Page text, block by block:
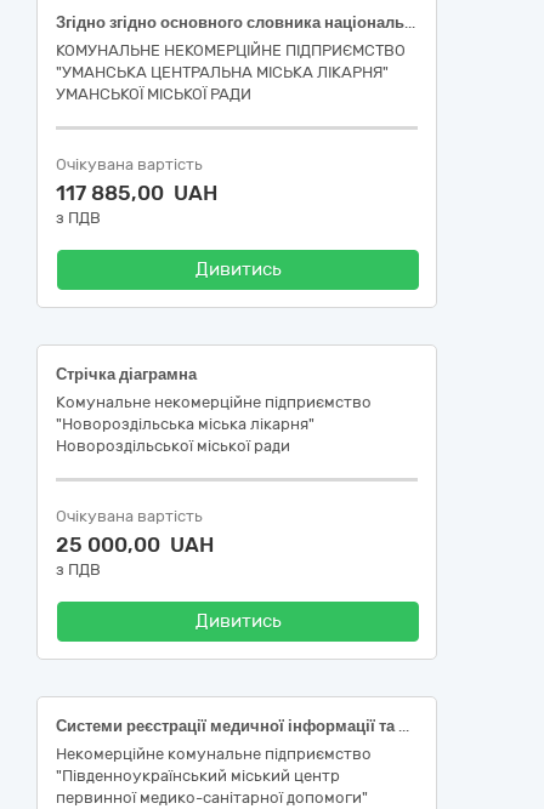
Згідно згідно основного словника національного класифікатора України «Єдиний закупівельний словник» ДК 021:2015 : 33120000-7 — Системи реєстрації медичної інформації та дослідне обладнання (Електрокардіограф (НК 024:2023: 16231 — Професійний багатоканальний електрокардіограф, НК 031:2024: Z12050302 — Електрокардіографи розширеної діагностики), Пульсоксиметр (НК 024:2023 45607 пульсоксиметр, що живиться від батареї, НК 031:2024: Z1203020408 — Пульсоксиметри), Пульсоксиметр (НК 024:2023 45607 пульсоксиметр, що живиться від батареї, НК 031:2024: Z1203020408 — Пульсоксиметри)
КОМУНАЛЬНЕ НЕКОМЕРЦІЙНЕ ПІДПРИЄМСТВО
"УМАНСЬКА ЦЕНТРАЛЬНА МІСЬКА ЛІКАРНЯ"
УМАНСЬКОЇ МІСЬКОЇ РАДИ
Очікувана вартість
117 885,00 UAH
з ПДВ
Дивитись
Стрічка діаграмна
Комунальне некомерційне підприємство
"Новороздільська міська лікарня"
Новороздільської міської ради
Очікувана вартість
25 000,00 UAH
з ПДВ
Дивитись
Системи реєстрації медичної інформації та дослідне обладнання (Смуги індикаторні, критерії вимірювання: 180/60 °С/хв., контроль парової стерилізації 4 класу (зовні упаковки))
Некомерційне комунальне підприємство
"Південноукраїнський міський центр
первинної медико-санітарної допомоги"